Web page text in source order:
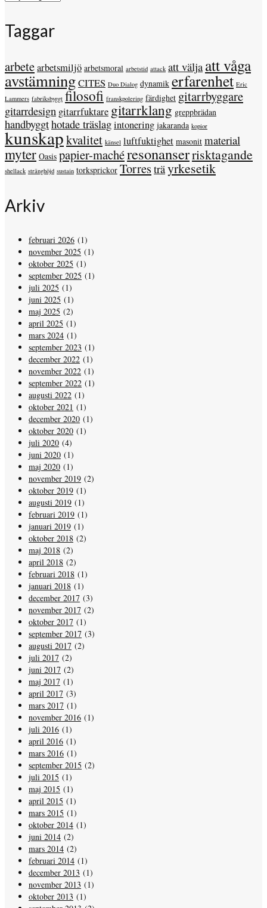
Taggar
arbetearbetsmiljö arbetsmoral arbetstid attack att välja att våga
avstämningCITES Duo Dialog dynamik erfarenhet Eric
Lammers fabriksbyggt filosofi franskpolering färdighet gitarrbyggare
gitarrdesign gitarrfuktare gitarrklang greppbrädan
handbyggthotade träslagintonering jakaranda kopior
kunskapkvalitet känsel luftfuktighet masonit material
myter Oasis papier-machéresonanserrisktagande
shellack stränghöjd sustain torksprickor Torres träyrkesetik
Arkiv
februari 2026 (1)
november 2025 (1)
oktober 2025 (1)
september 2025 (1)
juli 2025 (1)
juni 2025 (1)
maj 2025 (2)
april 2025 (1)
mars 2024 (1)
september 2023 (1)
december 2022 (1)
november 2022 (1)
september 2022 (1)
augusti 2022 (1)
oktober 2021 (1)
december 2020 (1)
oktober 2020 (1)
juli 2020 (4)
juni 2020 (1)
maj 2020 (1)
november 2019 (2)
oktober 2019 (1)
augusti 2019 (1)
februari 2019 (1)
januari 2019 (1)
oktober 2018 (2)
maj 2018 (2)
april 2018 (2)
februari 2018 (1)
januari 2018 (1)
december 2017 (3)
november 2017 (2)
oktober 2017 (1)
september 2017 (3)
augusti 2017 (2)
juli 2017 (2)
juni 2017 (2)
maj 2017 (1)
april 2017 (3)
mars 2017 (1)
november 2016 (1)
juli 2016 (1)
april 2016 (1)
mars 2016 (1)
september 2015 (2)
juli 2015 (1)
maj 2015 (1)
april 2015 (1)
mars 2015 (1)
oktober 2014 (1)
juni 2014 (2)
mars 2014 (2)
februari 2014 (1)
december 2013 (1)
november 2013 (1)
oktober 2013 (1)